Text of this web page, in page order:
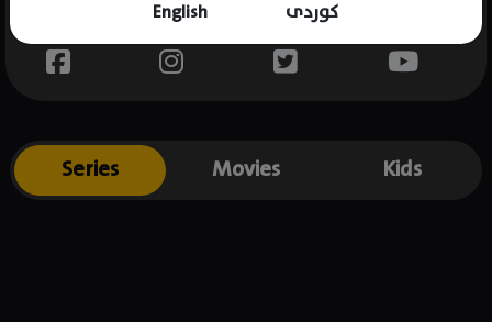
English کوردی
Place of birth : Kurdistan
Series Movies Kids